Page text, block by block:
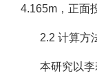
4.165m，正面
2.2 计算方
本研究以李